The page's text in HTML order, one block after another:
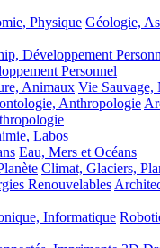
Physique Géologie,
Développement
Personnel
Animaux Vie Sauvage,
Anthropologie
Labos
Eau, Mers et Océans
Climat, Glaciers,
Renouvelables
Informatique